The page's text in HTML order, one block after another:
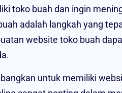
toko buah dan ingin
adalah langkah yang
website toko buah
untuk memiliki